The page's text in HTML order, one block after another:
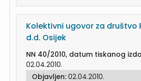
Kolektivni ugovor za društvo
d.d. Osijek
NN 40/2010, datum tiskanog
02.04.2010.
Objavljen: 02.04.2010.